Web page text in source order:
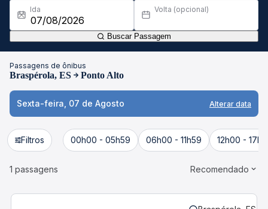
Ida Volta (opcional)
Buscar Passagem
Passagens de ônibus
Braspérola, ES Ponto Alto
Sexta-feira, 07 de Agosto Alterar data
Filtros 00h00 - 05h59 06h00 - 11h59 12h00 -
1 passagens Recomendado